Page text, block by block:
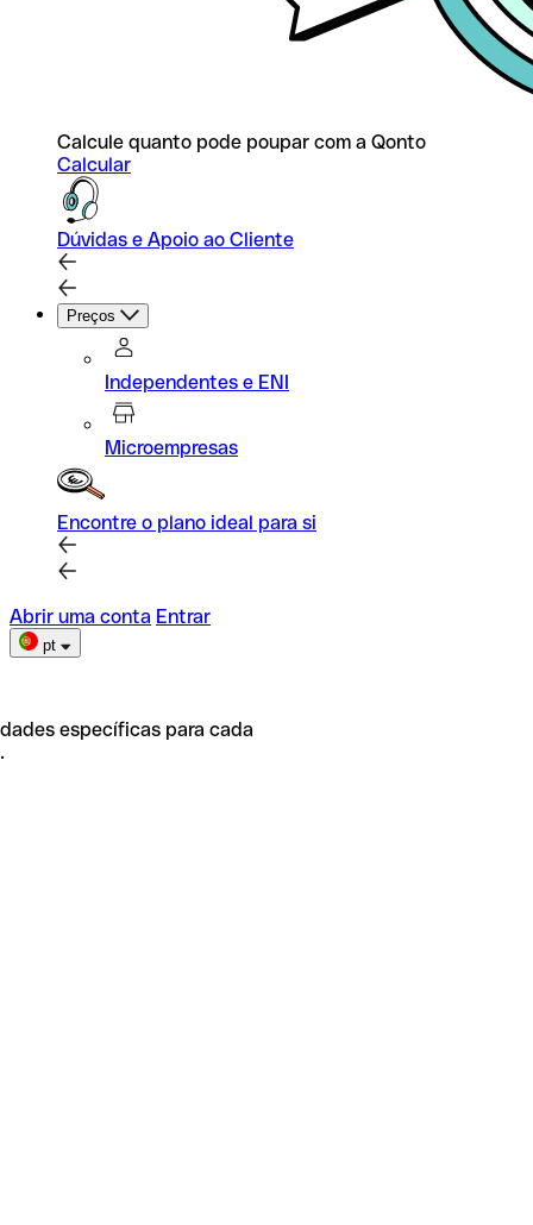
Calcule quanto pode poupar com a Qonto
Calcular
Dúvidas e Apoio ao Cliente
Preços
Independentes e ENI
Microempresas
Encontre o plano ideal para si
Abrir uma conta Entrar
pt
específicas para cada